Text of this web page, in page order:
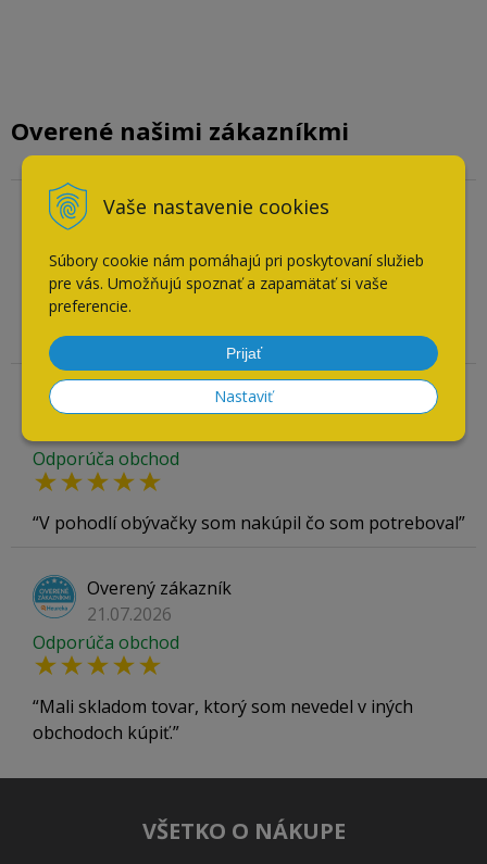
Vaše nastavenie cookies
Súbory cookie nám pomáhajú pri poskytovaní služieb
pre vás. Umožňujú spoznať a zapamätať si vaše
preferencie.
Prijať
Nastaviť
Overené našimi zákazníkmi
Overený zákazník
Odporúča obchod
všetko ok
Overený zákazník
Odporúča obchod
V pohodlí obývačky som nakúpil čo som potreboval
Overený zákazník
21.07.2026
Odporúča obchod
Mali skladom tovar, ktorý som nevedel v iných
obchodoch kúpiť.
VŠETKO O NÁKUPE